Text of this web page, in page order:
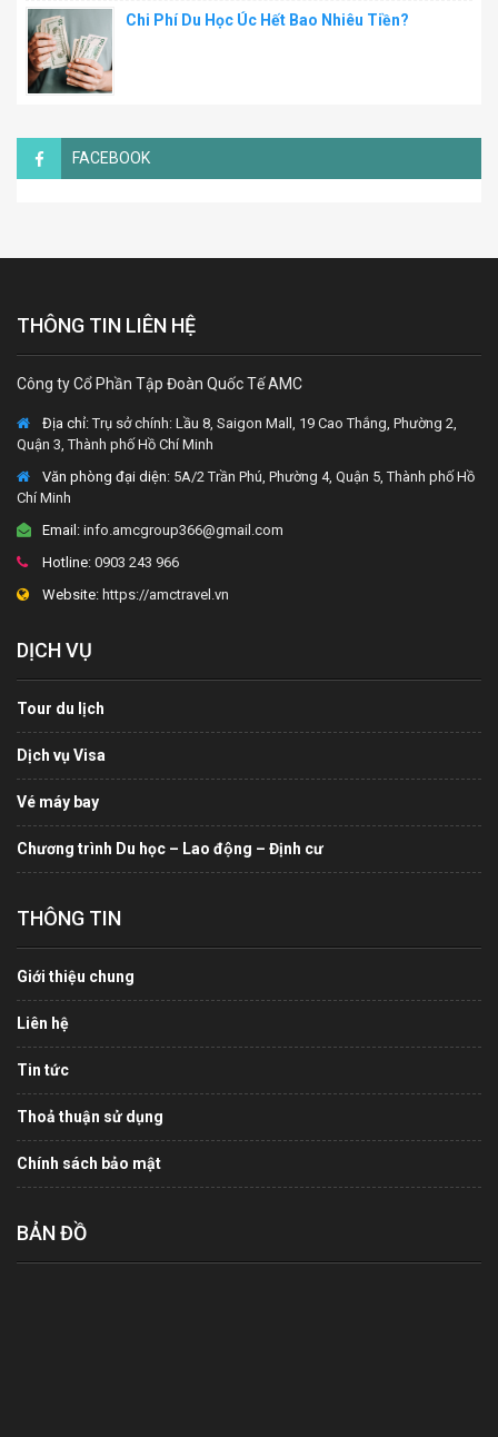
Chi Phí Du Học Úc Hết Bao Nhiêu Tiền?
FACEBOOK
THÔNG TIN LIÊN HỆ
Công ty Cổ Phần Tập Đoàn Quốc Tế AMC
Địa chỉ:Trụ sở chính: Lầu 8, Saigon Mall, 19 Cao Thắng, Phường 2,
Quận 3, Thành phố Hồ Chí Minh
Văn phòng đại diện: 5A/2 Trần Phú, Phường 4, Quận 5, Thành phố Hồ
Chí Minh
Email: info.amcgroup366@gmail.com
Hotline: 0903 243 966
Website: https://amctravel.vn
DỊCH VỤ
Tour du lịch
Dịch vụ Visa
Vé máy bay
Chương trình Du học – Lao động – Định cư
THÔNG TIN
Giới thiệu chung
Liên hệ
Tin tức
Thoả thuận sử dụng
Chính sách bảo mật
BẢN ĐỒ